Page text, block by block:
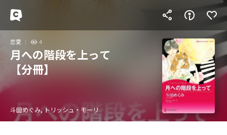
恋愛 4
月への階段を上って
【分冊】
斗田めぐみ, トリッシュ・モーリ